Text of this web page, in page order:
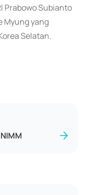
Prabowo Subianto
Myung yang
Selatan.